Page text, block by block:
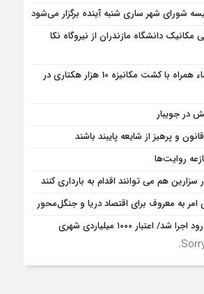
شورای شهر ساری شنبه آینده برگزار می‌شود
دانشگاه مازندران از نيروگاه نکا
فعالیت 2 بانک نشاء همراه با کشت مکانیزه 10 هزار هکتاری در
در جویبار
و پرهیز از شایعه پایبند باشند
روایت‌ها
سزارین هم می توانند اقدام به بارداری کنند
به معروف برای اقتصاد دریا و جنگل‌محور